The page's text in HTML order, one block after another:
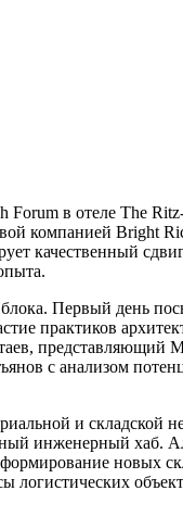
в отеле The
компанией Bright
качественный
Первый день
практиков
представляющий
с анализом
и складской
инженерный хаб.
новых
логистических